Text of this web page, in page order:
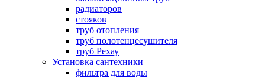
радиаторов
стояков
труб отопления
труб полотенцесушителя
труб Рехау
Установка сантехники
фильтра для воды